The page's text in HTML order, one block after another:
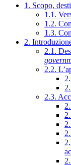
1. Scopo,
1.1.
1.2.
1.3.
2.
2.1.
2.2.
2.3.